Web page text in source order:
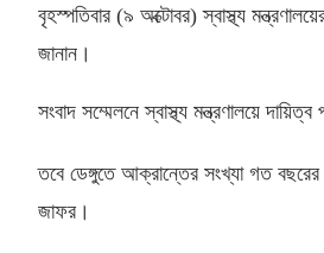
বৃহস্পতিবার (৯ অক্টোবর)স্বাস্থ্য
জানান।
সংবাদ সম্মেলনে স্বাস্থ্য মন্ত্রণালয়ে
তবে ডেঙ্গুতে আক্রান্তের সংখ্যা গত
জাফর।